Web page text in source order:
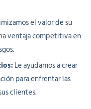
el valor de su
ventaja competitiva en
Le ayudamos a crear
para enfrentar las
clientes.